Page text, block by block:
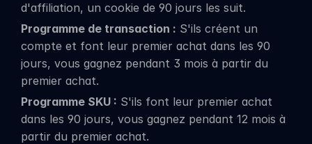
d'affiliation, un cookie de 90 jours les suit.
Programme de transaction : S'ils créent un
compte et font leur premier achat dans les 90
jours, vous gagnez pendant 3 mois à partir du
premier achat.
Programme SKU : S'ils font leur premier achat
dans les 90 jours, vous gagnez pendant 12 mois à
partir du premier achat.